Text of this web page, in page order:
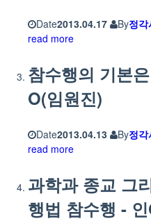
Date2013.04.17 By정각
read more
참수행의 기본
O(임원진)
Date2013.04.13 By정각
read more
과학과 종교 그
행법 참수행 -